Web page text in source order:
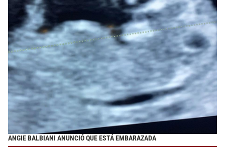
ANGIE BALBIANI ANUNCIÓ QUE ESTÁ EMBARAZADA